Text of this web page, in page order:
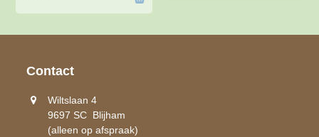
Contact
Wiltslaan 4
9697 SC Blijham
(alleen op afspraak)